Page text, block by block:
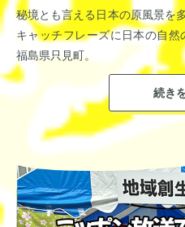
▼伊豆半島の最南端に位置する
＜選考委員＞
選考委員長 林﨑 理
秘境とも言える日本の原風景を
キャッチフレーズに日本の自然
福島県只見町。
この自然豊かな町を多くの方々
てもらうために元・大学教授
只見市の魅力を届けるミニコー
２０２４年９月の１か月間で全
化・食についてなど、山口氏自
の町の良さを熱く語って頂きま